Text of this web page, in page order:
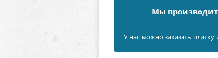
Мы
У нас можно заказать плитку